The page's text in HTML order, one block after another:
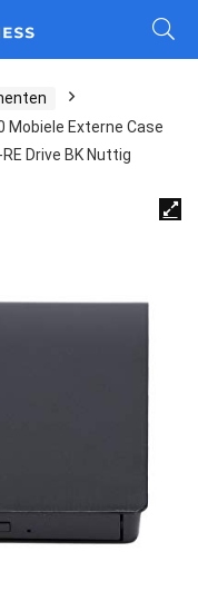
Mobiele Externe Case
Drive BK Nuttig